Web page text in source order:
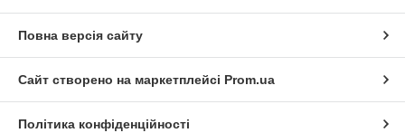
Повна версія сайту
Сайт створено на маркетплейсі Prom.ua
Політика конфіденційності